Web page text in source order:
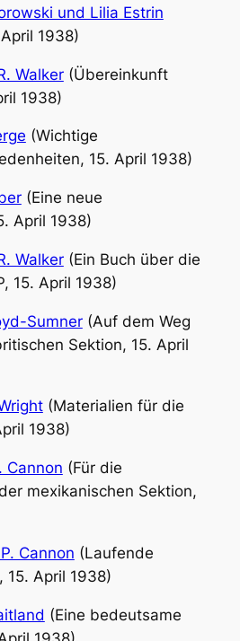
und Lilia Estrin
1938)
Walker(Übereinkunft
1938)
(Wichtige
15. April 1938)
(Eine neue
April 1938)
Walker(Ein Buch über die
15. April 1938)
Sumner(Auf dem Weg
Sektion, 15. April
(Materialien für die
1938)
Cannon (Für die
mexikanischen Sektion,
Cannon (Laufende
15. April 1938)
(Eine bedeutsame